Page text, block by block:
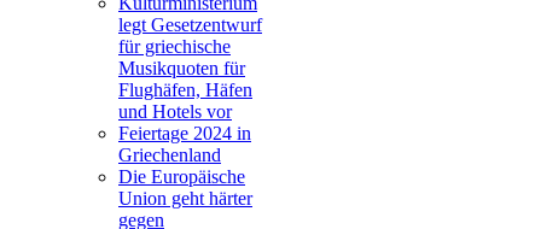
legt Gesetzentwurf
für griechische
Musikquoten für
Flughäfen, Häfen
und Hotels vor
Feiertage 2024 in
Griechenland
Die Europäische
Union geht härter
gegen